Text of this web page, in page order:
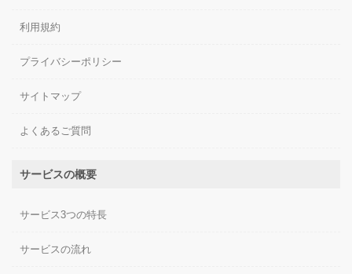
利用規約
プライバシーポリシー
サイトマップ
よくあるご質問
サービスの概要
サービス3つの特長
サービスの流れ